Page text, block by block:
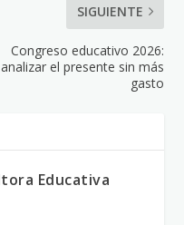
SIGUIENTE
Congreso educativo 2026:
analizar el presente sin más
gasto
Educativa